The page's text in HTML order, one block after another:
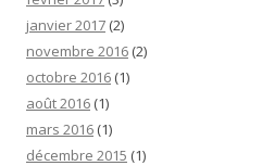
janvier 2017 (2)
novembre 2016 (2)
octobre 2016 (1)
août 2016 (1)
mars 2016 (1)
décembre 2015 (1)